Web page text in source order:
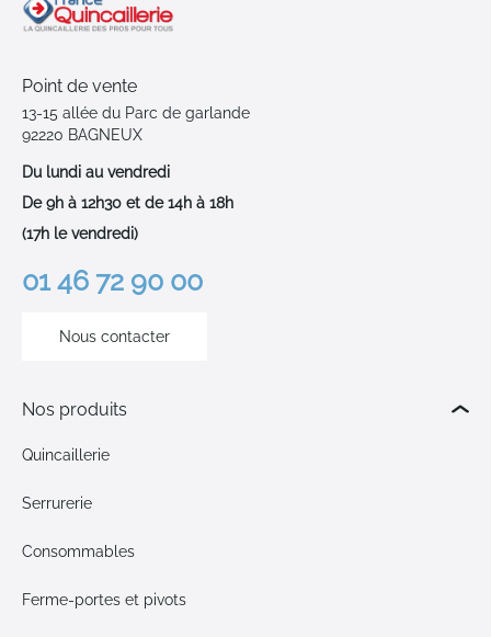
Point de vente
13-15 allée du Parc de garlande
92220 BAGNEUX
Du lundi au vendredi
De 9h à 12h30 et de 14h à 18h
(17h le vendredi)
01 46 72 90 00
Nous contacter
Nos produits
Quincaillerie
Serrurerie
Consommables
Ferme-portes et pivots